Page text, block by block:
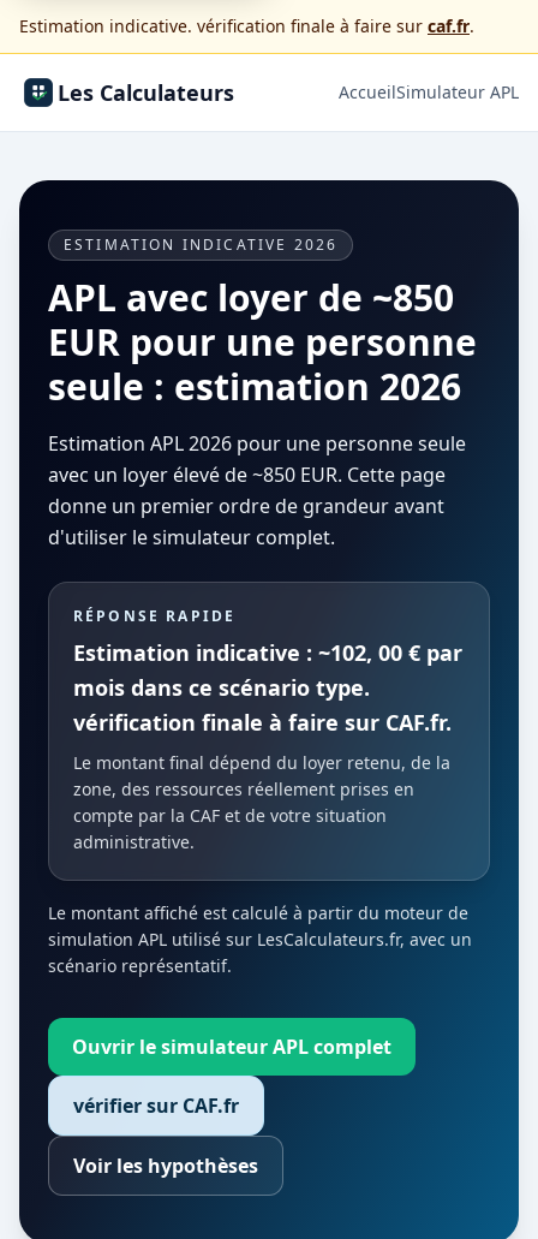
Estimation indicative. vérification finale à faire sur caf.fr.
Les Calculateurs AccueilSimulateur APL
ESTIMATION INDICATIVE 2026
APL avec loyer de ~850
EUR pour une personne
seule : estimation 2026
Estimation APL 2026 pour une personne seule
avec un loyer élevé de ~850 EUR. Cette page
donne un premier ordre de grandeur avant
d'utiliser le simulateur complet.
RÉPONSE RAPIDE
Estimation indicative : ~102, 00 € par
mois dans ce scénario type.
vérification finale à faire sur CAF.fr.
Le montant final dépend du loyer retenu, de la
zone, des ressources réellement prises en
compte par la CAF et de votre situation
administrative.
Le montant affiché est calculé à partir du moteur de
simulation APL utilisé sur LesCalculateurs.fr, avec un
scénario représentatif.
Ouvrir le simulateur APL complet
vérifier sur CAF.fr
Voir les hypothèses